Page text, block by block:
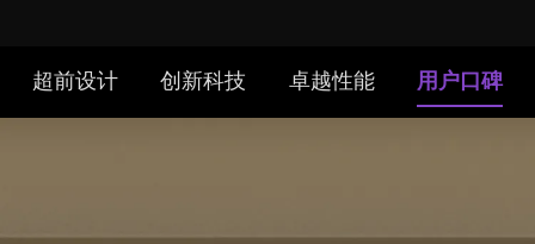
超前设计 创新科技 卓越性能 用户口碑